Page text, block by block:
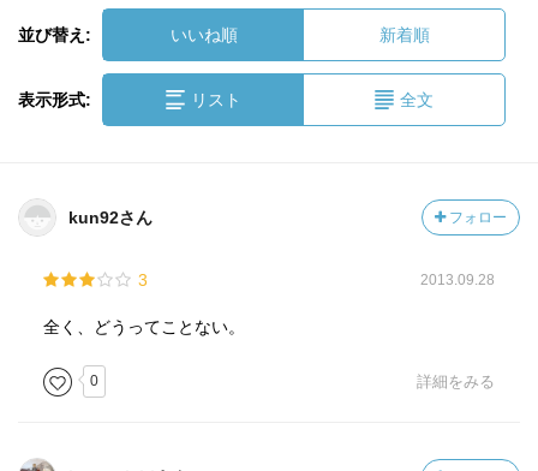
並び替え: いいね順 新着順
表示形式: リスト 全文
kun92さん フォロー
3 2013.09.28
全く、どうってことない。
0 詳細をみる